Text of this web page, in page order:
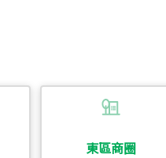
東區商圈